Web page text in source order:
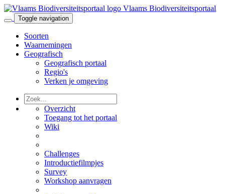
Vlaams Biodiversiteitsportaal
Toggle navigation
Soorten
Waarnemingen
Geografisch
Geografisch portaal
Regio's
Verken je omgeving
Overzicht
Toegang tot het portaal
Wiki
Challenges
Introductiefilmpjes
Survey
Workshop aanvragen